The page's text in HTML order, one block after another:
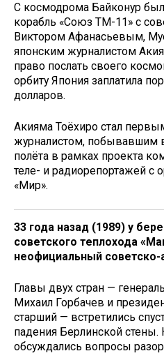
С космодрома Байконур
корабль «Союз ТМ-11» с
Виктором Афанасьевым,
японским журналистом
право послать своего
орбиту Япония заплатила
долларов.
Акияма Тоёхиро стал
журналистом, побывавшим
полёта в рамках проекта
теле- и радиорепортажей с
«Мир».
33 года назад (1989) у
советского теплохода
неофициальный
Главы двух стран —
Михаил Горбачев и
старший — встретились
падения Берлинской
обсуждались вопросы